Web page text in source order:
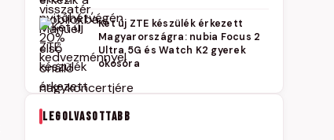
Két új ZTE készülék érkezett
Magyarországra: nubia Focus 2
Ultra 5G és Watch K2 gyerek
okosóra
LEGOLVASOTTABB